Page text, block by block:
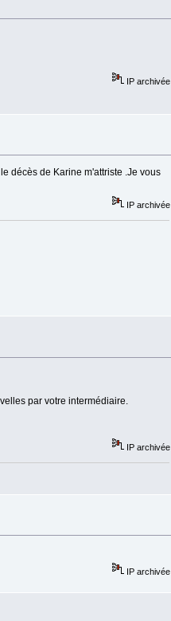
IP archivée
décès de Karine m'attriste .Je vous
IP archivée
par votre intermédiaire.
IP archivée
IP archivée